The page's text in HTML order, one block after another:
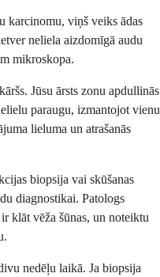
karcinomu, viņš veiks ādas
neliela aizdomīgā audu
mikroskopa.
Jūsu ārsts zonu apdullinās
paraugu, izmantojot vienu
lieluma un atrašanās
biopsija vai skūšanas
diagnostikai. Patologs
klāt vēža šūnas, un noteiktu
nedēļu laikā. Ja biopsija